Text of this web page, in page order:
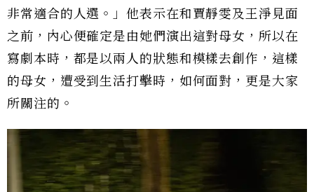
非常適合的人選。」他表示在和賈靜雯及王淨見面
之前，內心便確定是由她們演出這對母女，所以在
寫劇本時，都是以兩人的狀態和模樣去創作，這樣
的母女，遭受到生活打擊時，如何面對，更是大家
所關注的。